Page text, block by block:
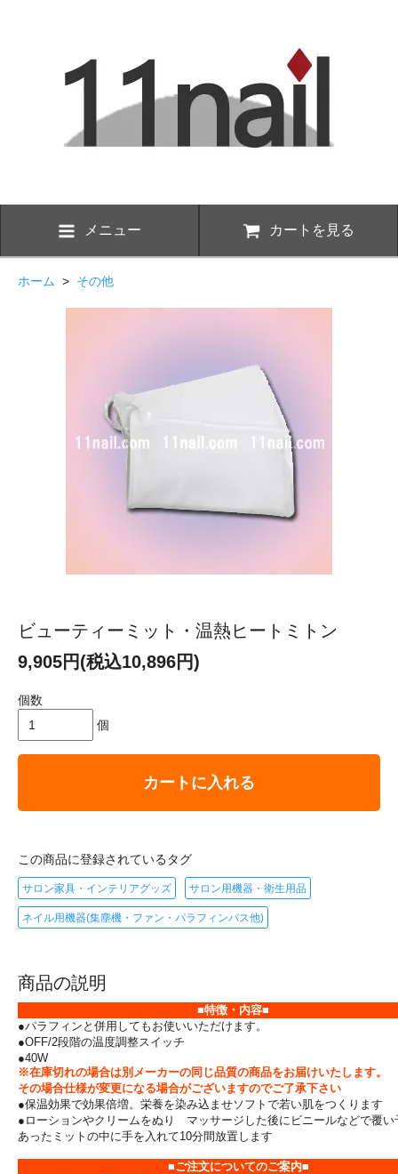
メニュー カートを見る
ホーム > その他
ビューティーミット・温熱ヒートミトン
9,905円(税込10,896円)
個数
個
カートに入れる
この商品に登録されているタグ
サロン家具・インテリアグッズ サロン用機器・衛生用品
ネイル用機器(集塵機・ファン・パラフィンバス他)
商品の説明
■特徴・内容■
●パラフィンと併用してもお使いいただけます。
●OFF/2段階の温度調整スイッチ
●40W
※在庫切れの場合は別メーカーの同じ品質の商品をお届けいたします。
その場合仕様が変更になる場合がございますのでご了承下さい
●保温効果で効果倍増。栄養を染み込ませソフトで若い肌をつくります
●ローションやクリームをぬり マッサージした後にビニールなどで覆い
あったミットの中に手を入れて10分間放置します
■ご注文についてのご案内■